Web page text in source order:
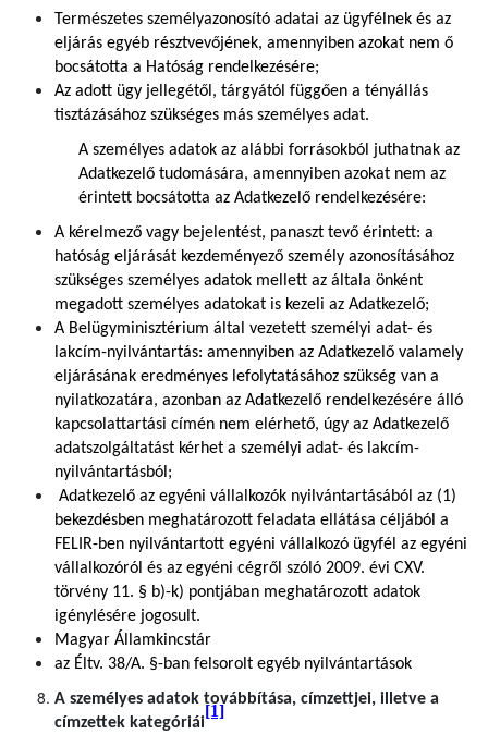
Természetes személyazonosító adatai az ügyfélnek és az
eljárás egyéb résztvevőjének, amennyiben azokat nem ő
bocsátotta a Hatóság rendelkezésére;
Az adott ügy jellegétől, tárgyától függően a tényállás
tisztázásához szükséges más személyes adat.
A személyes adatok az alábbi forrásokból juthatnak az
Adatkezelő tudomására, amennyiben azokat nem az
érintett bocsátotta az Adatkezelő rendelkezésére:
A kérelmező vagy bejelentést, panaszt tevő érintett: a
hatóság eljárását kezdeményező személy azonosításához
szükséges személyes adatok mellett az általa önként
megadott személyes adatokat is kezeli az Adatkezelő;
A Belügyminisztérium által vezetett személyi adat- és
lakcím-nyilvántartás: amennyiben az Adatkezelő valamely
eljárásának eredményes lefolytatásához szükség van a
nyilatkozatára, azonban az Adatkezelő rendelkezésére álló
kapcsolattartási címén nem elérhető, úgy az Adatkezelő
adatszolgáltatást kérhet a személyi adat- és lakcím-
nyilvántartásból;
Adatkezelő az egyéni vállalkozók nyilvántartásából az (1)
bekezdésben meghatározott feladata ellátása céljából a
FELIR-ben nyilvántartott egyéni vállalkozó ügyfél az egyéni
vállalkozóról és az egyéni cégről szóló 2009. évi CXV.
törvény 11. § b)-k) pontjában meghatározott adatok
igénylésére jogosult.
Magyar Államkincstár
az Éltv. 38/A. §-ban felsorolt egyéb nyilvántartások
A személyes adatok továbbítása, címzettjei, illetve a
címzettek kategóriái
[1]